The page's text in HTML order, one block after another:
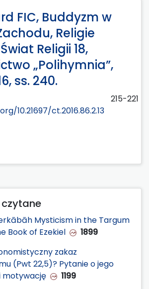
FIC, Buddyzm w
Religie
Religii 18,
„Polihymnia”,
ss. 240.
215-221
10.21697/ct.2016.86.2.13
Mysticism in the Targum
Book of Ezekiel
1899
zakaz
(Pwt 22,5)? Pytanie o jego
motywację
1199